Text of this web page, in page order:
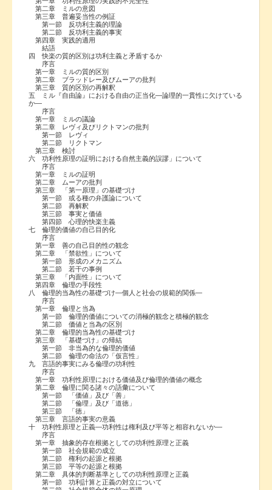
第二章 ミルの意図
第三章 普遍妥当性の例証
第一節 反功利主義的理論
第二節 反功利主義的事実
第四章 実践的適用
結語
四 快楽の質的区別は功利主義と矛盾するか
序言
第一章 ミルの質的区別
第二章 ブラッドレー及びムーアの批判
第三章 質的区別の再解釈
五 ミル『自由論』における自由の正当化―論理的一貫性に欠けている
か―
序言
第一章 ミルの議論
第二章 レヴィ及びリクトマンの批判
第一節 レヴィ
第二節 リクトマン
第三章 検討
六 功利性原理の証明における自然主義的誤謬」について
序言
第一章 ミルの証明
第二章 ムーアの批判
第三章 「第一原理」の基礎づけ
第一節 或る種の弁護論について
第二節 再解釈
第三節 事実と価値
第四節 心理的快楽主義
七 倫理的価値の自己目的化
序言
第一章 善の自己目的性の観念
第二章 「禁欲性」について
第一節 形成のメカニズム
第二節 若干の事例
第三章 「内面性」について
第四章 倫理の手段性
八 倫理的当為性の基礎づけ―個人と社会の規範的関係―
序言
第一章 倫理と当為
第一節 倫理的価値についての消極的観念と積極的観念
第二節 価値と当為の区別
第二章 倫理的当為性の基礎づけ
第三章 「基礎づけ」の帰結
第一節 非当為的な倫理的価値
第二節 倫理の命法の「仮言性」
九 言語的事実にみる倫理の功利性
序言
第一章 功利性原理における価値及び倫理的価値の概念
第二章 倫理に関る諸々の語彙について
第一節 「価値」及び「善」
第二節 「倫理」及び「道徳」
第三節 「徳」
第三章 言語的事実の意義
十 功利性原理と正義―功利性は権利及び平等と相容れないか―
序言
第一章 抽象的存在根拠としての功利性原理と正義
第一節 社会規範の成立
第二節 権利の起源と根拠
第三節 平等の起源と根拠
第二章 具体的判断基準としての功利性原理と正義
第一節 功利計算と正義の対立について